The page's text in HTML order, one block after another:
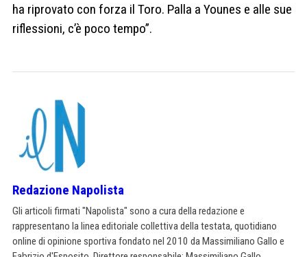
ha riprovato con forza il Toro. Palla a Younes e alle sue
riflessioni, c’è poco tempo”.
Redazione Napolista
Gli articoli firmati "Napolista" sono a cura della redazione e
rappresentano la linea editoriale collettiva della testata, quotidiano
online di opinione sportiva fondato nel 2010 da Massimiliano Gallo e